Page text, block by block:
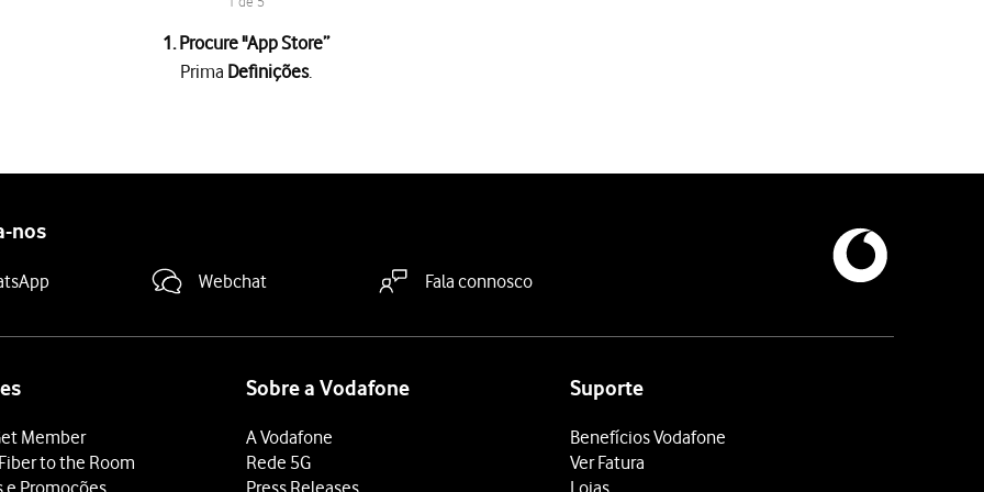
1. Procure "App Store”
Prima Definições.
de apps via redes móveis, as apps serão automaticamente atualizadas via redes móveis quando a rede Wi-Fi está fora de
deslize o dedo de baixo para cima a partir da base do ecrã.
nos
Webchat Fala connosco
Member
to the Room
e Promoções
Sobre a Vodafone
A Vodafone
Rede 5G
Press Releases
Suporte
Benefícios Vodafone
Ver Fatura
Lojas